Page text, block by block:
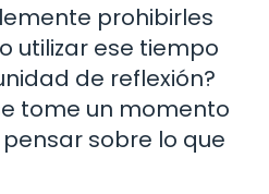
prohibirles
utilizar ese tiempo
de reflexión?
tome un momento
sobre lo que